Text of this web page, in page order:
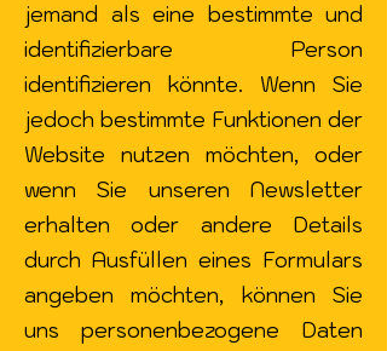
jemand als eine bestimmte und
identifizierbare Person
identifizieren könnte. Wenn Sie
jedoch bestimmte Funktionen der
Website nutzen möchten, oder
wenn Sie unseren Newsletter
erhalten oder andere Details
durch Ausfüllen eines Formulars
angeben möchten, können Sie
uns personenbezogene Daten